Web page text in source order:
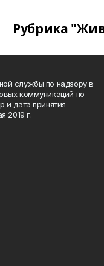
Рубрика
службы по надзору в
коммуникаций по
и дата принятия
2019 г.